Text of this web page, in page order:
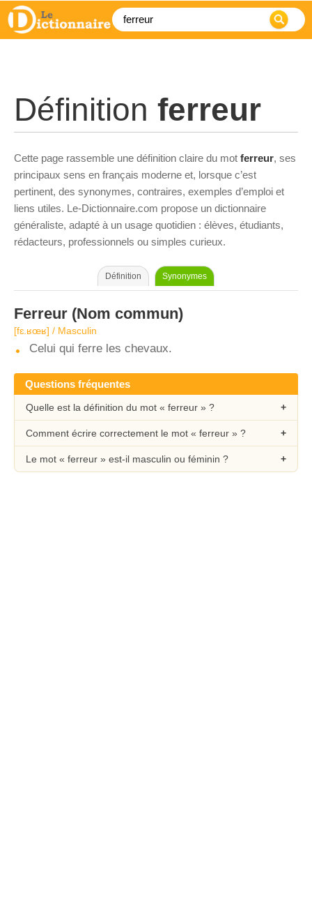
Définition ferreur
Cette page rassemble une définition claire du mot ferreur, ses
principaux sens en français moderne et, lorsque c’est
pertinent, des synonymes, contraires, exemples d’emploi et
liens utiles. Le-Dictionnaire.com propose un dictionnaire
généraliste, adapté à un usage quotidien : élèves, étudiants,
rédacteurs, professionnels ou simples curieux.
Définition Synonymes
Ferreur (Nom commun)
[fɛ.ʁœʁ] / Masculin
Celui qui ferre les chevaux.
Questions fréquentes
Quelle est la définition du mot « ferreur » ?
Comment écrire correctement le mot « ferreur » ?
Le mot « ferreur » est-il masculin ou féminin ?